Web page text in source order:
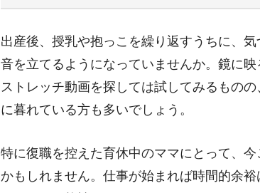
出産後、授乳や抱っこを繰り返すうちに、
音を立てるようになっていませんか。鏡に
ストレッチ動画を探しては試してみるもの
に暮れている方も多いでしょう。
特に復職を控えた育休中のママにとって、
かもしれません。仕事が始まれば時間的余